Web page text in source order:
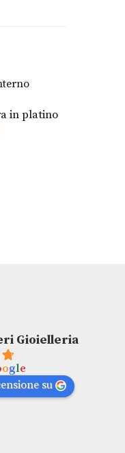
in platino
Gioielleria
ogle
su